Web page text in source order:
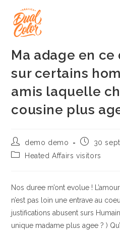
contenido
Ma adage en
sur certains
amis laquelle
cousine plus
Autor
de
la
demo demo
Publicación
la
30
Categoría
entrada:
Heated Affairs visitors
Nos duree m’ont evolue !
n’est pas loin une entrave au
justifications abusent surs
unique madame plus agee ? )